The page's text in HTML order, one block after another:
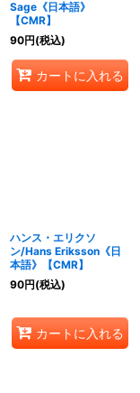
Sage《日本語》
【CMR】
90円(税込)
カートに入れる
ハンス・エリクソ
ン/Hans Eriksson《日
本語》【CMR】
90円(税込)
カートに入れる